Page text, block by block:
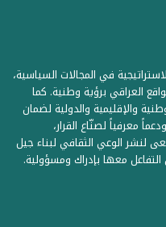
في المجالات السياسية،
العراقي برؤية وطنية. كما
والإقليمية والدولية لضمان
معرفياً لصنّاع القرار،
لنشر الوعي الثقافي لبناء جيل
التفاعل معها بإدراك ومسؤولية.